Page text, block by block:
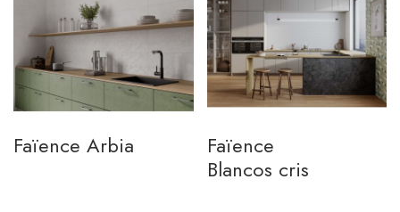
Faïence Arbia
Faïence
Blancos cris